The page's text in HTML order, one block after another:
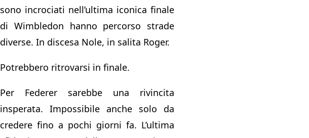
sono incrociati nell’ultima iconica finale
di Wimbledon hanno percorso strade
diverse. In discesa Nole, in salita Roger.
Potrebbero ritrovarsi in finale.
Per Federer sarebbe una rivincita
insperata. Impossibile anche solo da
credere fino a pochi giorni fa. L’ultima